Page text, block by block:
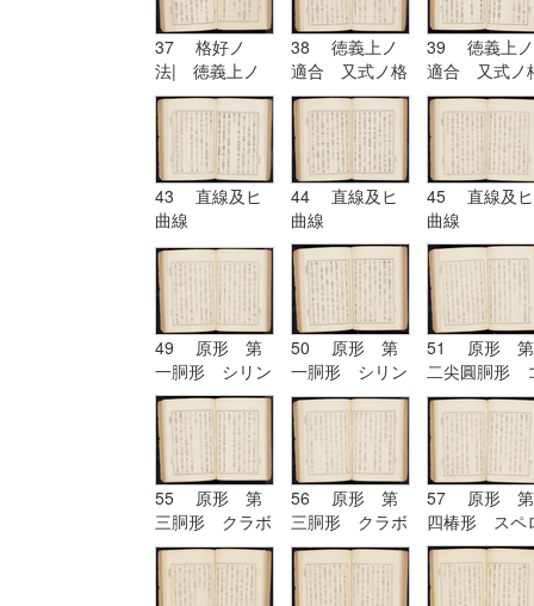
37 格好ノ
法| 徳義上ノ
適合 又式ノ格
好
38 徳義上ノ
適合 又式ノ格
好
39 徳義上ノ
適合 又式ノ
好| 形
43 直線及ヒ
曲線
44 直線及ヒ
曲線
45 直線及ヒ
曲線
49 原形 第
一胴形 シリン
ドル
50 原形 第
一胴形 シリン
ドル
51 原形 第
二尖圓胴形
ノイド
55 原形 第
三胴形 クラボ
イド
56 原形 第
三胴形 クラボ
イド| 原形
第四椿形 スペ
ロイド
57 原形 第
四椿形 スペ
イド